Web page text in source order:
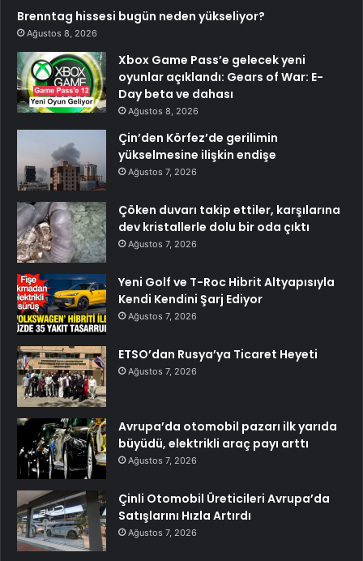
Brenntag hissesi bugün neden yükseliyor?
Ağustos 8, 2026
Xbox Game Pass’e gelecek yeni
oyunlar açıklandı: Gears of War: E-
Day beta ve dahası
Ağustos 8, 2026
Çin’den Körfez’de gerilimin
yükselmesine ilişkin endişe
Ağustos 7, 2026
Çöken duvarı takip ettiler, karşılarına
dev kristallerle dolu bir oda çıktı
Ağustos 7, 2026
Yeni Golf ve T-Roc Hibrit Altyapısıyla
Kendi Kendini Şarj Ediyor
Ağustos 7, 2026
ETSO’dan Rusya’ya Ticaret Heyeti
Ağustos 7, 2026
Avrupa’da otomobil pazarı ilk yarıda
büyüdü, elektrikli araç payı arttı
Ağustos 7, 2026
Çinli Otomobil Üreticileri Avrupa’da
Satışlarını Hızla Artırdı
Ağustos 7, 2026